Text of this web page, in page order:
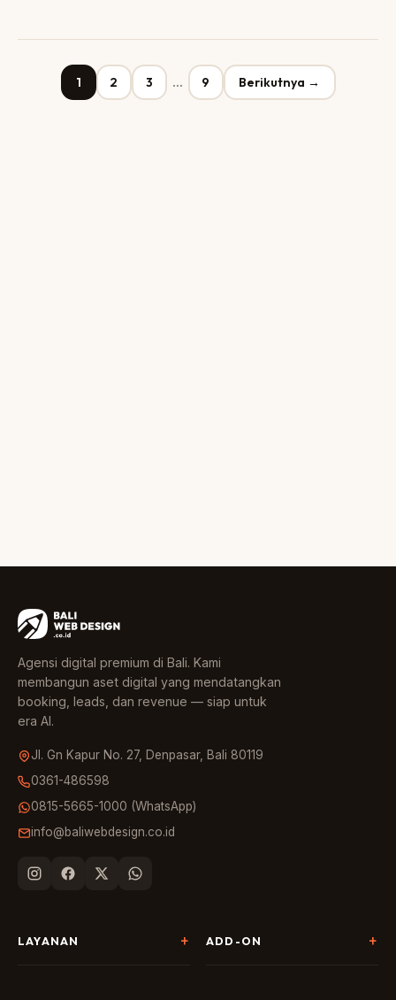
1 2 3 … 9 Berikutnya →
Agensi digital premium di Bali. Kami
membangun aset digital yang mendatangkan
booking, leads, dan revenue — siap untuk
era AI.
Jl. Gn Kapur No. 27, Denpasar, Bali 80119
0361-486598
0815-5665-1000 (WhatsApp)
info@baliwebdesign.co.id
LAYANAN ADD-ON